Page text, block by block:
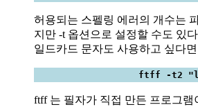
허용되는 스펠링 에러의 개수는
지만 -t 옵션으로 설정할 수도 있
일드카드 문자도 사용하고 싶다
ftff -t2
ftff 는 필자가 직접 만든 프로그램